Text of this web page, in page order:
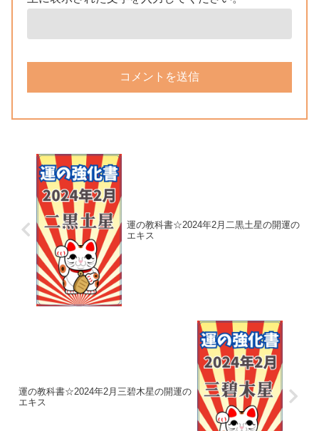
運の教科書☆2024年2月二黒土星の開運の
エキス
運の教科書☆2024年2月三碧木星の開運の
エキス